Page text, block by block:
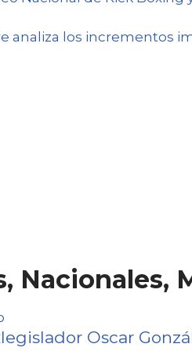
analiza los incrementos
animal en Ticino
de la urea alivia a
Enólogos
nuevas acciones
la primera nevada
Nacionales,
Oscar